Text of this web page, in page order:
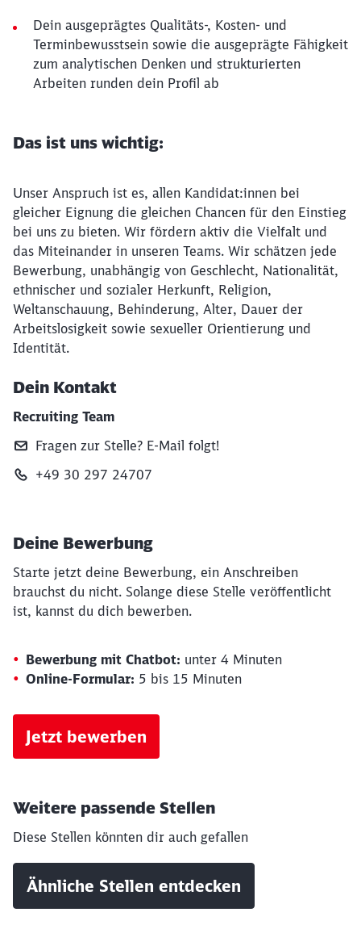
Dein ausgeprägtes Qualitäts-, Kosten- und
Terminbewusstsein sowie die ausgeprägte Fähigkeit
zum analytischen Denken und strukturierten
Arbeiten runden dein Profil ab
Das ist uns wichtig:
Unser Anspruch ist es, allen Kandidat:innen bei
gleicher Eignung die gleichen Chancen für den Einstieg
bei uns zu bieten. Wir fördern aktiv die Vielfalt und
das Miteinander in unseren Teams. Wir schätzen jede
Bewerbung, unabhängig von Geschlecht, Nationalität,
ethnischer und sozialer Herkunft, Religion,
Weltanschauung, Behinderung, Alter, Dauer der
Arbeitslosigkeit sowie sexueller Orientierung und
Identität.
Dein Kontakt
Recruiting Team
Fragen zur Stelle? E‑Mail folgt!
+49 30 297 24707
Deine Bewerbung
Starte jetzt deine Bewerbung, ein Anschreiben
brauchst du nicht. Solange diese Stelle veröffentlicht
ist, kannst du dich bewerben.
Bewerbung mit Chatbot: unter 4 Minuten
Online-Formular: 5 bis 15 Minuten
Jetzt bewerben
Weitere passende Stellen
Diese Stellen könnten dir auch gefallen
Ähnliche Stellen entdecken